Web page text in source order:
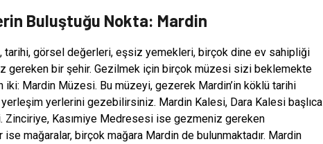
Buluştuğu Nokta: Mardin
görsel değerleri, eşsiz yemekleri, birçok dine ev sahipliği
gereken bir şehir. Gezilmek için birçok müzesi sizi beklemekte
Mardin Müzesi. Bu müzeyi, gezerek Mardin’in köklü tarihi
yerlerini gezebilirsiniz. Mardin Kalesi, Dara Kalesi başlıca
Kasımiye Medresesi ise gezmeniz gereken
mağaralar, birçok mağara Mardin de bulunmaktadır. Mardin